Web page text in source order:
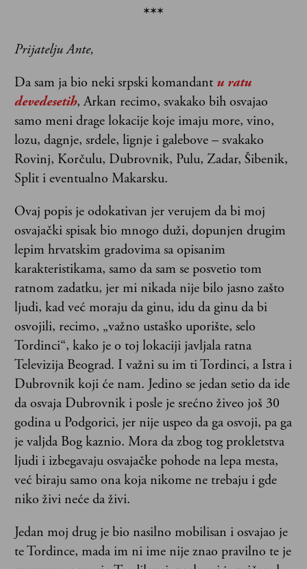
***
Prijatelju Ante,
Da sam ja bio neki srpski komandant u ratu
devedesetih, Arkan recimo, svakako bih osvajao
samo meni drage lokacije koje imaju more, vino,
lozu, dagnje, srdele, lignje i galebove – svakako
Rovinj, Korčulu, Dubrovnik, Pulu, Zadar, Šibenik,
Split i eventualno Makarsku.
Ovaj popis je odokativan jer verujem da bi moj
osvajački spisak bio mnogo duži, dopunjen drugim
lepim hrvatskim gradovima sa opisanim
karakteristikama, samo da sam se posvetio tom
ratnom zadatku, jer mi nikada nije bilo jasno zašto
ljudi, kad već moraju da ginu, idu da ginu da bi
osvojili, recimo, „važno ustaško uporište, selo
Tordinci“, kako je o toj lokaciji javljala ratna
Televizija Beograd. I važni su im ti Tordinci, a Istra i
Dubrovnik koji će nam. Jedino se jedan setio da ide
da osvaja Dubrovnik i posle je srećno živeo još 30
godina u Podgorici, jer nije uspeo da ga osvoji, pa ga
je valjda Bog kaznio. Mora da zbog tog prokletstva
ljudi i izbegavaju osvajačke pohode na lepa mesta,
već biraju samo ona koja nikome ne trebaju i gde
niko živi neće da živi.
Jedan moj drug je bio nasilno mobilisan i osvajao je
te Tordince, mada im ni ime nije znao pravilno te je